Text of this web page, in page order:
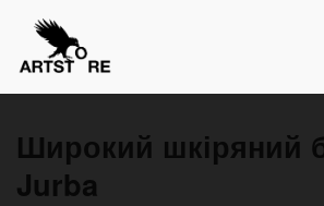
Широкий шкіряний
Jurba